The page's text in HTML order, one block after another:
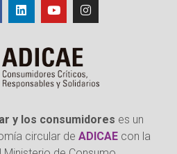
y los consumidores es un
circular de ADICAEcon la